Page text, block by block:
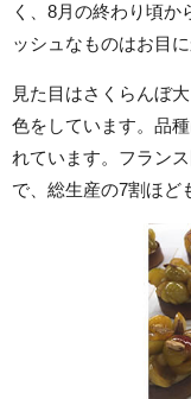
く、8月の終わり頃か
ッシュなものはお目
見た目はさくらんぼ
色をしています。品
れています。フラン
で、総生産の7割ほど